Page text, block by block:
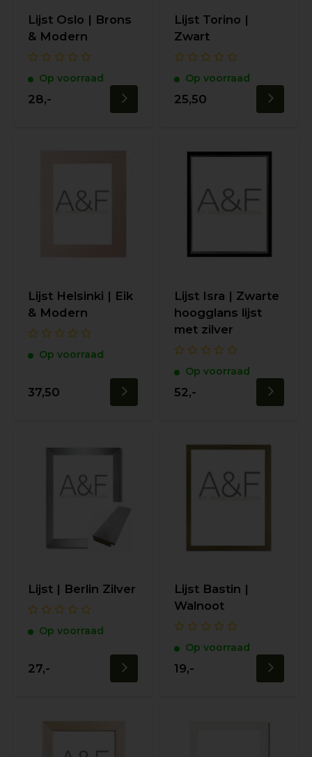
Lijst Oslo | Brons
& Modern
Op voorraad
28,-
Lijst Torino |
Zwart
Op voorraad
25,50
Lijst Helsinki | Eik
& Modern
Op voorraad
37,50
Lijst Isra | Zwarte
hoogglans lijst
met zilver
Op voorraad
52,-
Lijst | Berlin Zilver
Op voorraad
27,-
Lijst Bastin |
Walnoot
Op voorraad
19,-